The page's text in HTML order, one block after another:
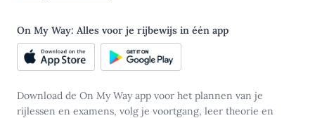
On My Way: Alles voor je rijbewijs in één app
Download de On My Way app voor het plannen van je
rijlessen en examens, volg je voortgang, leer theorie en